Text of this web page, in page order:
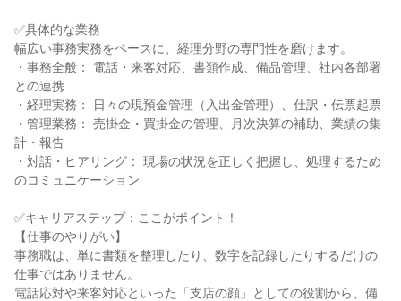
✅具体的な業務
幅広い事務実務をベースに、経理分野の専門性を磨けます。
・事務全般： 電話・来客対応、書類作成、備品管理、社内各部署
との連携
・経理実務： 日々の現預金管理（入出金管理）、仕訳・伝票起票
・管理業務： 売掛金・買掛金の管理、月次決算の補助、業績の集
計・報告
・対話・ヒアリング： 現場の状況を正しく把握し、処理するため
のコミュニケーション
✅キャリアステップ：ここがポイント！
【仕事のやりがい】
事務職は、単に書類を整理したり、数字を記録したりするだけの
仕事ではありません。
電話応対や来客対応といった「支店の顔」としての役割から、備